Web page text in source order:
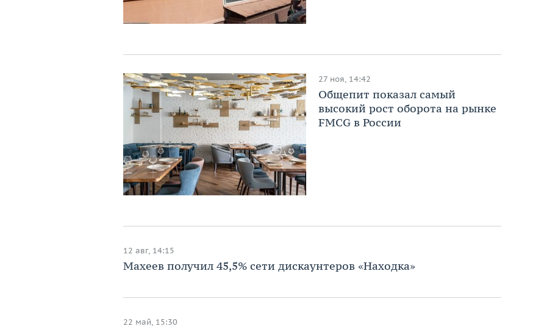
27 ноя, 14:42
Общепит показал самый
высокий рост оборота на рынке
FMCG в России
12 авг, 14:15
Махеев получил 45,5% сети дискаунтеров «Находка»
22 май, 15:30